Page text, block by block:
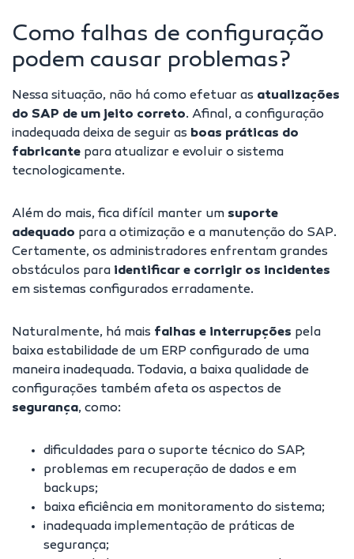
Como falhas de configuração
podem causar problemas?
Nessa situação, não há como efetuar as atualizações
do SAP de um jeito correto. Afinal, a configuração
inadequada deixa de seguir as boas práticas do
fabricante para atualizar e evoluir o sistema
tecnologicamente.
Além do mais, fica difícil manter um suporte
adequado para a otimização e a manutenção do SAP.
Certamente, os administradores enfrentam grandes
obstáculos para identificar e corrigir os incidentes
em sistemas configurados erradamente.
Naturalmente, há mais falhas e interrupções pela
baixa estabilidade de um ERP configurado de uma
maneira inadequada. Todavia, a baixa qualidade de
configurações também afeta os aspectos de
segurança, como:
dificuldades para o suporte técnico do SAP;
problemas em recuperação de dados e em
backups;
baixa eficiência em monitoramento do sistema;
inadequada implementação de práticas de
segurança;